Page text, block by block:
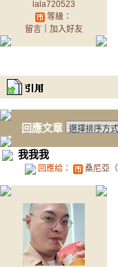
lala720523
等級：
留言｜ 加入好友
回應文章
我我我
回應給： 桑尼亞